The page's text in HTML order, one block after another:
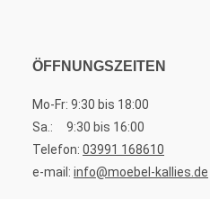
ÖFFNUNGSZEITEN
Mo-Fr: 9:30 bis 18:00
Sa.: 9:30 bis 16:00
Telefon: 03991 168610
e-mail: info@moebel-kallies.de